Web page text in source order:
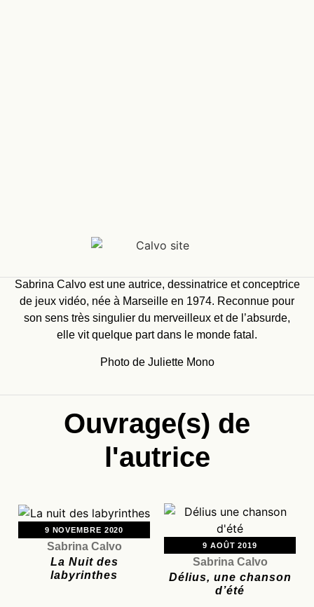
Sabrina Calvo est une autrice, dessinatrice et conceptrice
de jeux vidéo, née à Marseille en 1974. Reconnue pour
son sens très singulier du merveilleux et de l’absurde,
elle vit quelque part dans le monde fatal.
Photo de Juliette Mono
Ouvrage(s) de
l'autrice
9 NOVEMBRE 2020
Sabrina Calvo
La Nuit des
labyrinthes
9 AOÛT 2019
Sabrina Calvo
Délius, une chanson
d’été